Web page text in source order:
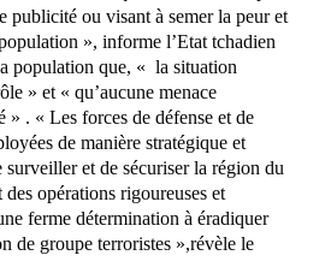
publicité ou visant à semer la peur et
», informe l’Etat tchadien
population que, « la situation
» et « qu’aucune menace
» . « Les forces de défense et de
de manière stratégique et
et de sécuriser la région du
opérations rigoureuses et
ferme détermination à éradiquer
de groupe terroristes »,révèle le